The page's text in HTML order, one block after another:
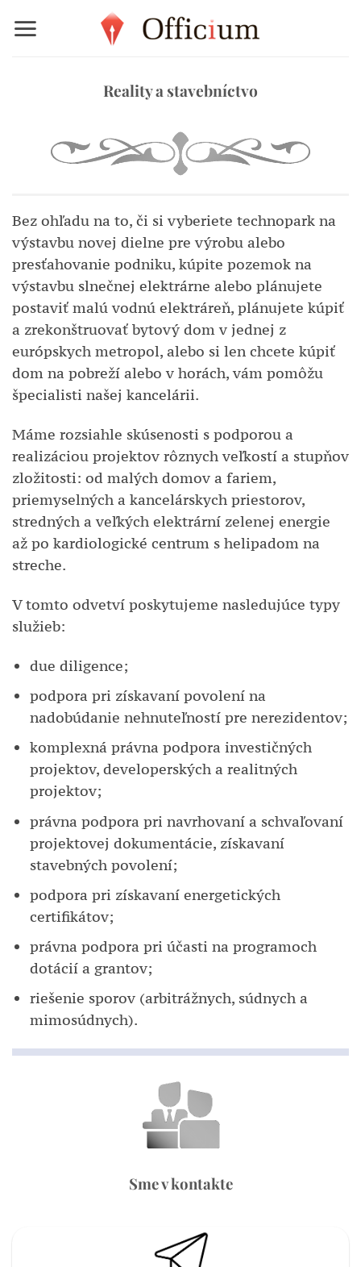
Reality a stavebníctvo
Bez ohľadu na to, či si vyberiete technopark na
výstavbu novej dielne pre výrobu alebo
presťahovanie podniku, kúpite pozemok na
výstavbu slnečnej elektrárne alebo plánujete
postaviť malú vodnú elektráreň, plánujete kúpiť
a zrekonštruovať bytový dom v jednej z
európskych metropol, alebo si len chcete kúpiť
dom na pobreží alebo v horách, vám pomôžu
špecialisti našej kancelárii.
Máme rozsiahle skúsenosti s podporou a
realizáciou projektov rôznych veľkostí a stupňov
zložitosti: od malých domov a fariem,
priemyselných a kancelárskych priestorov,
stredných a veľkých elektrární zelenej energie
až po kardiologické centrum s helipadom na
streche.
V tomto odvetví poskytujeme nasledujúce typy
služieb:
due diligence;
podpora pri získavaní povolení na
nadobúdanie nehnuteľností pre nerezidentov;
komplexná právna podpora investičných
projektov, developerských a realitných
projektov;
právna podpora pri navrhovaní a schvaľovaní
projektovej dokumentácie, získavaní
stavebných povolení;
podpora pri získavaní energetických
certifikátov;
právna podpora pri účasti na programoch
dotácií a grantov;
riešenie sporov (arbitrážnych, súdnych a
mimosúdnych).
Sme v kontakte